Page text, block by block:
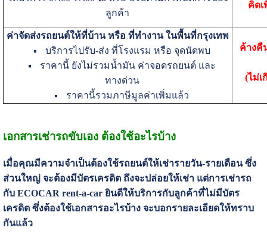
ลูกค้า
คิดเ
ค่าจัดส่งรถยนต์ให้ที่บ้าน หรือ ที่ทำงาน ในพื้นที่กรุงเทพ
บริการไปรับ-ส่ง ที่โรงแรม หรือ จุดนัดพบ
ราคานี้ ยังไม่รวมน้ำมัน ค่าจอดรถยนต์ และ
ทางด่วน
ราคานี้รวมภาษีมูลค่าเพิ่มแล้ว
ค้างคื
(ไม่เ
เอกสารเช่ารถขับเอง ต้องใช้อะไรบ้าง
เมื่อคุณมีความจำเป็นต้องใช้รถยนต์ให้เช่ารายวัน-รายเดือน ซึ่ง
ส่วนใหญ่ จะต้องมีบัตรเครดิต ถึงจะปล่อยให้เช่า แต่การเช่ารถ
กับ ECOCAR rent-a-car ยินดีให้บริการกับลูกค้าที่ไม่มีบัตร
เครดิต ซึ่งต้องใช้เอกสารอะไรบ้าง จะบอกรายละเอียดให้ทราบ
กันแล้ว